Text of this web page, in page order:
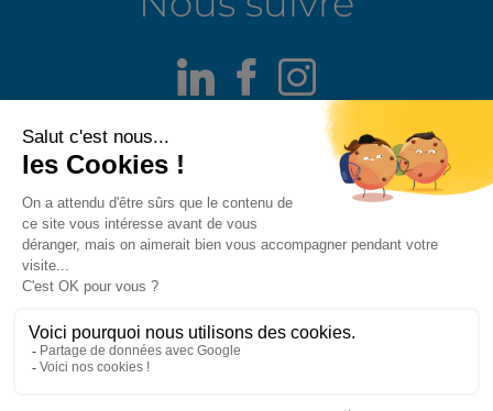
LinkedIn
Facebook
Instagram
Mentions légales